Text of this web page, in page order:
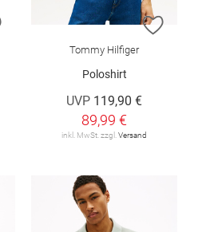
ZUR WUNSCHLISTE HINZUFÜGEN
ZUR
Tommy Hilfiger
Poloshirt
UVP 119,90 €
89,99 €
inkl. MwSt. zzgl. Versand